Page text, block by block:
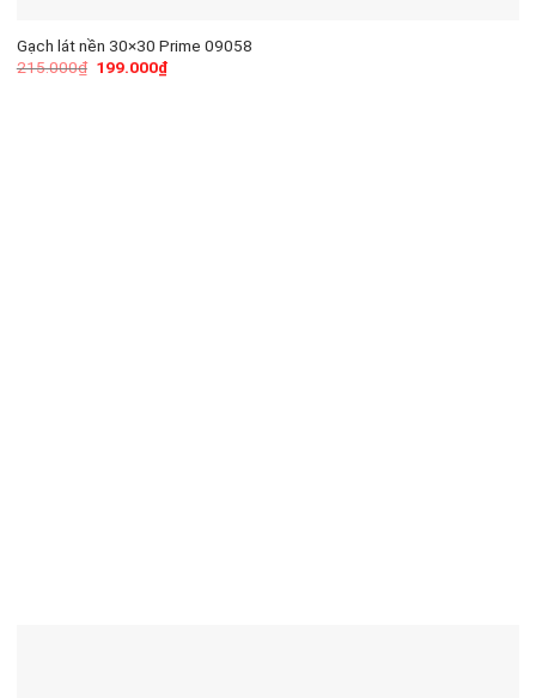
Gạch lát nền 30×30 Prime 09058
215.000₫ 199.000₫